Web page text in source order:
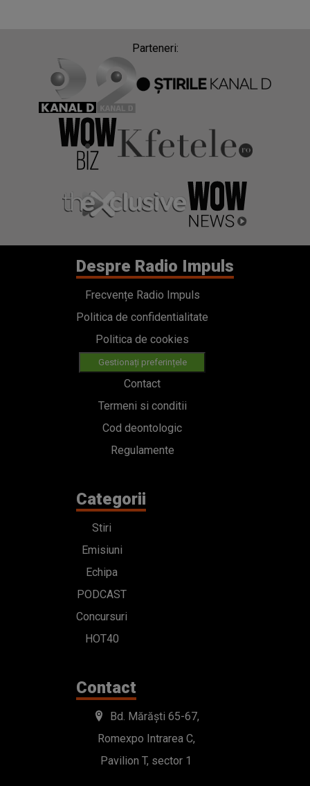
Parteneri:
Despre Radio Impuls
Frecvențe Radio Impuls
Politica de confidentialitate
Politica de cookies
Gestionați preferințele
Contact
Termeni si conditii
Cod deontologic
Regulamente
Categorii
Stiri
Emisiuni
Echipa
PODCAST
Concursuri
HOT40
Contact
Bd. Mărăști 65-67,
Romexpo Intrarea C,
Pavilion T, sector 1